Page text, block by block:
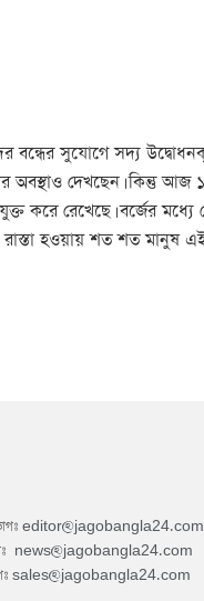
সুযোগে সদ্য
অবস্থাও দেখছেন। কিন্তু আজ
করে রেখেছে। বর্জের
হওয়ায় শত শত মানুষ এই
editor@jagobangla24.com
news@jagobangla24.com
sales@jagobangla24.com